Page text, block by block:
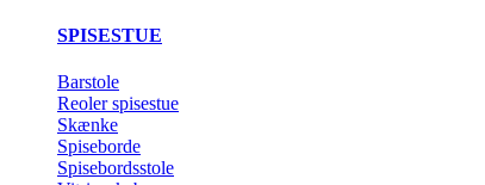
SPISESTUE
Barstole
Reoler spisestue
Skænke
Spiseborde
Spisebordsstole